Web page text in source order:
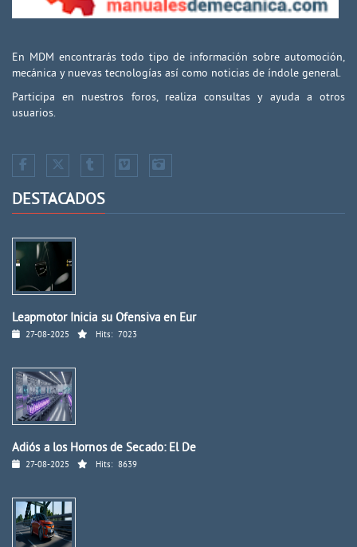
En MDM encontrarás todo tipo de información sobre automoción,
mecánica y nuevas tecnologías así como noticias de índole general.
Participa en nuestros foros, realiza consultas y ayuda a otros
usuarios.
DESTACADOS
Leapmotor Inicia su Ofensiva en Eur
27-08-2025 Hits: 7023
Adiós a los Hornos de Secado: El De
27-08-2025 Hits: 8639